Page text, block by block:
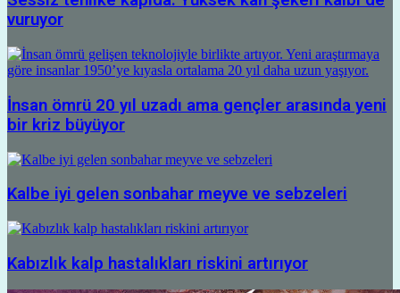
vuruyor
İnsan ömrü 20 yıl uzadı ama gençler arasında yeni
bir kriz büyüyor
Kalbe iyi gelen sonbahar meyve ve sebzeleri
Kabızlık kalp hastalıkları riskini artırıyor